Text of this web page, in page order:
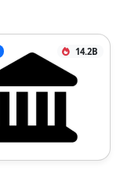
14.2B